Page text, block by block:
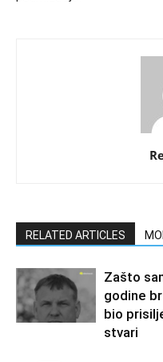
RELATED ARTICLES
Zašto
godine
bio
stvari